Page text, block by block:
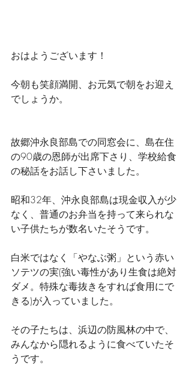
おはようございます！
今朝も笑顔満開、お元気で朝をお迎え
でしょうか。
故郷沖永良部島での同窓会に、島在住
の90歳の恩師が出席下さり、学校給食
の秘話をお話し下さいました。
昭和32年、沖永良部島は現金収入が少
なく、普通のお弁当を持って来られな
い子供たちが数名いたそうです。
白米ではなく「やなぶ粥」という赤い
ソテツの実(強い毒性があり生食は絶対
ダメ。特殊な毒抜きをすれば食用にで
きる)が入っていました。
その子たちは、浜辺の防風林の中で、
みんなから隠れるように食べていたそ
うです。